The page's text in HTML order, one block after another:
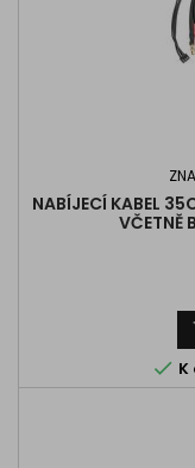
NABÍJECÍ KABEL
VČETNĚ
